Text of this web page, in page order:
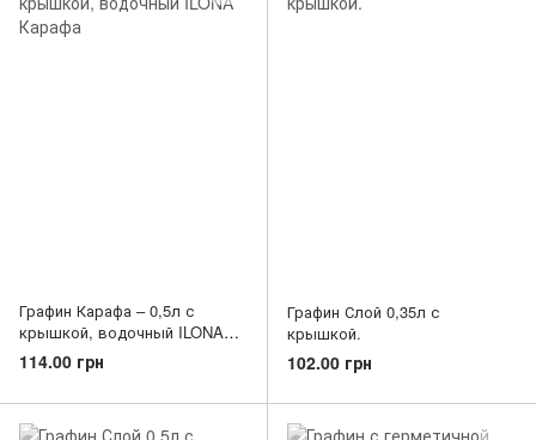
Графин Карафа – 0,5л с
крышкой, водочный ILONA
Карафа
114.00 грн
Графин Слой 0,35л с
крышкой.
102.00 грн